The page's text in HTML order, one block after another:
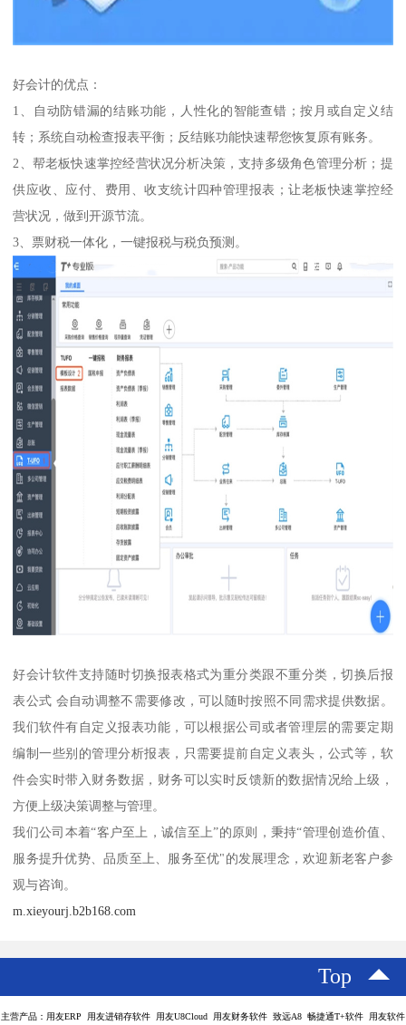
好会计的优点：
1、自动防错漏的结账功能，人性化的智能查错；按月或自定义结
转；系统自动检查报表平衡；反结账功能快速帮您恢复原有账务。
2、帮老板快速掌控经营状况分析决策，支持多级角色管理分析；提
供应收、应付、费用、收支统计四种管理报表；让老板快速掌控经
营状况，做到开源节流。
3、票财税一体化，一键报税与税负预测。
好会计软件支持随时切换报表格式为重分类跟不重分类，切换后报
表公式 会自动调整不需要修改，可以随时按照不同需求提供数据。
我们软件有自定义报表功能，可以根据公司或者管理层的需要定期
编制一些别的管理分析报表，只需要提前自定义表头，公式等，软
件会实时带入财务数据，财务可以实时反馈新的数据情况给上级，
方便上级决策调整与管理。
我们公司本着“客户至上，诚信至上”的原则，秉持“管理创造价值、
服务提升优势、品质至上、服务至优"的发展理念，欢迎新老客户参
观与咨询。
m.xieyourj.b2b168.com
Top
主营产品：用友ERP 用友进销存软件 用友U8Cloud 用友财务软件 致远A8 畅捷通T+软件 用友软件